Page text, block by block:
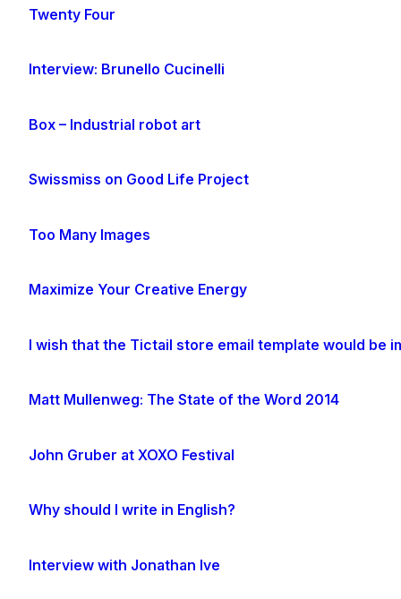
Twenty Four
Interview: Brunello Cucinelli
Box – Industrial robot art
Swissmiss on Good Life Project
Too Many Images
Maximize Your Creative Energy
I wish that the Tictail store email template would be
Matt Mullenweg: The State of the Word 2014
John Gruber at XOXO Festival
Why should I write in English?
Interview with Jonathan Ive